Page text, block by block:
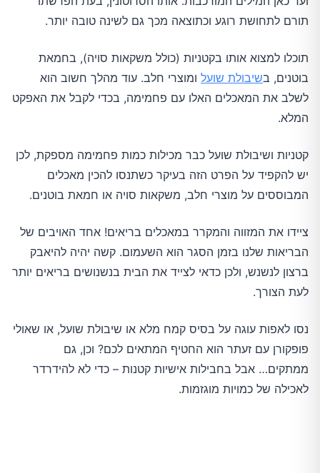
תורם לתחושת רוגע וכתוצאה מכך גם לשינה טובה יותר.
תוכלו למצוא אותו בקטניות (כולל משקאות סויה), בחמאת
בוטנים, בשיבולת שועל ומוצרי חלב. עוד מהלך חשוב הוא
לשלב את המאכלים האלו עם פחמימה, בכדי לקבל את האפקט
המלא.
קטניות ושיבולת שועל כבר מכילות כמות פחמימה מספקת, לכן
יש להקפיד על הפרט הזה בעיקר כשתנסו להכין מאכלים
המבוססים על מוצרי חלב, משקאות סויה או חמאת בוטנים.
ציידו את המזווה והמקרר במאכלים בריאים! אחד האויבים של
הבריאות שלנו בזמן הסגר הוא השעמום. קשה יהיה להיאבק
ברצון לנשנש, ולכן כדאי לצייד את הבית בנשנושים בריאים יותר
לעת הצורך.
נסו לאפות עוגה על בסיס קמח מלא או שיבולת שועל, או שאולי
פופקורן עם זעתר הוא החטיף המתאים לכם? וכן, גם
ממתקים… אבל בחבילות אישיות קטנות – כדי לא להידרדר
לאכילה של כמויות מוגזמות.